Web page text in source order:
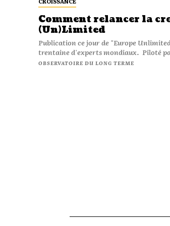
Comment relancer la
(Un)Limited
Publication ce jour de "Europe
trentaine d'experts mondiaux. Piloté
OBSERVATOIRE DU LONG TERME